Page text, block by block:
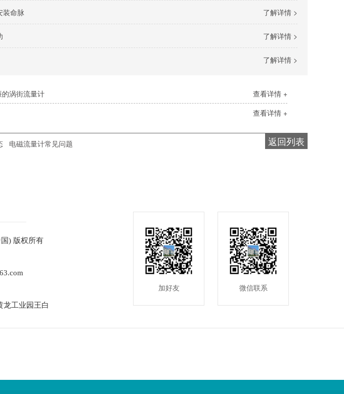
了解详情 >
装命脉
了解详情 >
了解详情 >
查看详情 +
涡街流量计
查看详情 +
返回列表
电磁流量计常见问题
) 版权所有
龙工业园王白
加好友 微信联系